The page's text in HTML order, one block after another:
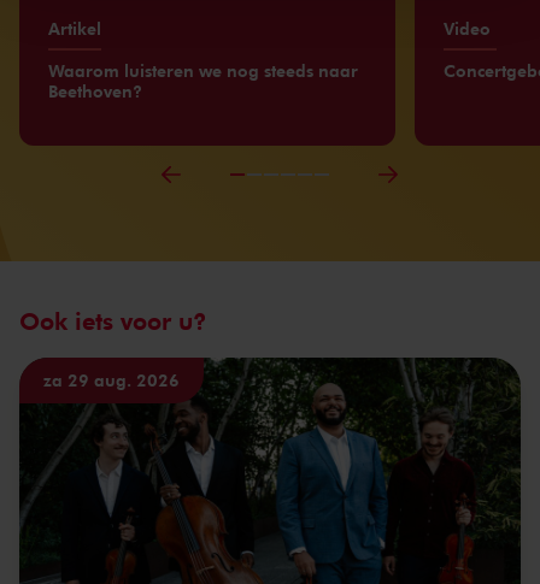
Artikel
Waarom luisteren we nog steeds naar
Beethoven?
Video
Ook iets voor u?
za 29 aug. 2026